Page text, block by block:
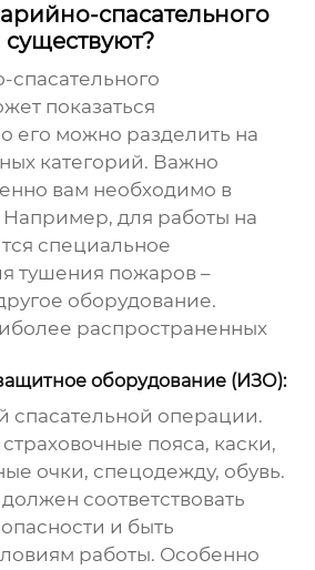
спасательного
спасательного
показаться
его можно разделить на
категорий. Важно
вам необходимо в
для работы на
специальное
тушения пожаров –
оборудование.
распространенных
оборудование (ИЗО):
спасательной операции.
пояса, каски,
очки, спецодежду, обувь.
соответствовать
и быть
работы. Особенно